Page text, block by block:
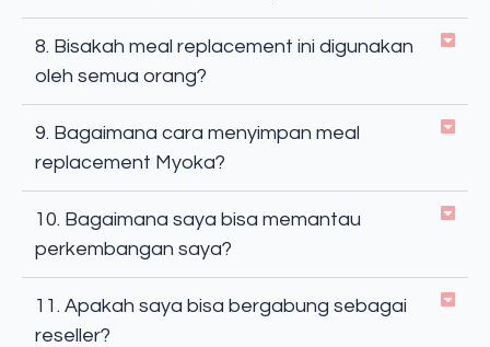
8. Bisakah meal replacement ini digunakan
oleh semua orang?
9. Bagaimana cara menyimpan meal
replacement Myoka?
10. Bagaimana saya bisa memantau
perkembangan saya?
11. Apakah saya bisa bergabung sebagai
reseller?